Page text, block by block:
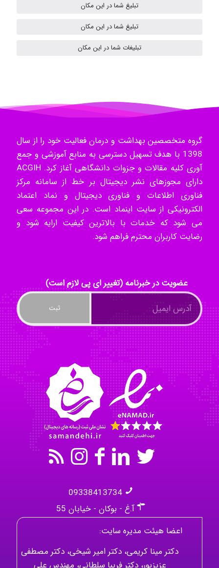
Mohammad
Tavan
akhtar shahsavandi
ayda habibnejad
Nazaninkarkon
Omid
Mehrab
تبلیغ شما در این مکان
تبلیغ شما در این مکان
تبلیغات شما در این مکان
گروه متخصصین بهداشت و درمان فعالیت خود را از سال
1398 با هدف تسهیل دسترسی به منابع آموزشی و جمع
آوری کلیه مقالات و جزوات دانشگاهی آغاز کرد. ACGIH
دارای مجوزهای نشر دیجیتال بر خط از سامانه مرکز
فناوری اطلاعات و فناوری دیجیتال و نماد اعتماد
الکترونیکی از سایت اینماد است. در این مجموعه سعی
می شود که خدمات با بالاترین کیفیت ارایه شود و
رضایت کاربران محترم فراهم شود.
عضویت در خبرنامه (تغییر ای پی لازم است)
09338413734
آ.غ - بوکان - خیابان 55
اعضا هیئت مدیره سایت:
دکتر مینا کریمی، دکتر امیر شیخی، دکتر مصطفی